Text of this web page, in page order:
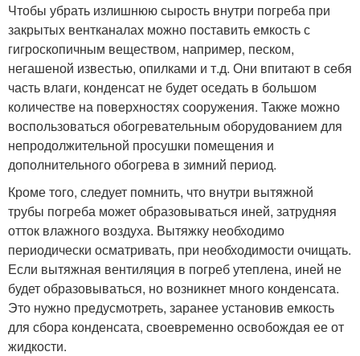
Чтобы убрать излишнюю сырость внутри погреба при
закрытых вентканалах можно поставить емкость с
гигроскопичным веществом, например, песком,
негашеной известью, опилками и т.д. Они впитают в себя
часть влаги, конденсат не будет оседать в большом
количестве на поверхностях сооружения. Также можно
воспользоваться обогревательным оборудованием для
непродолжительной просушки помещения и
дополнительного обогрева в зимний период.
Кроме того, следует помнить, что внутри вытяжной
трубы погреба может образовываться иней, затрудняя
отток влажного воздуха. Вытяжку необходимо
периодически осматривать, при необходимости очищать.
Если вытяжная вентиляция в погреб утеплена, иней не
будет образовываться, но возникнет много конденсата.
Это нужно предусмотреть, заранее установив емкость
для сбора конденсата, своевременно освобождая ее от
жидкости.